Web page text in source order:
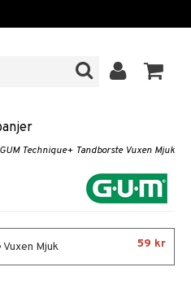
GUM Technique+ Tandborste Vuxen Mjuk
Mjuk 59 kr